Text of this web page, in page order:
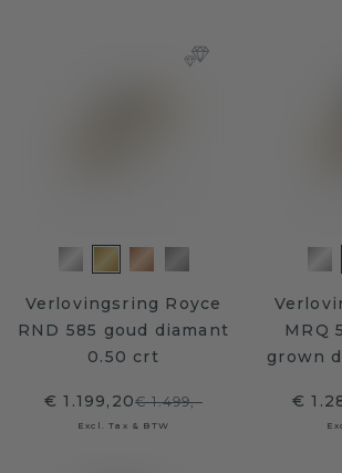
Verlovingsring Royce
RND 585 goud diamant
0.50 crt
€ 1.199,20€ 1.499,-
Excl. Tax & BTW
MRQ
grown
€